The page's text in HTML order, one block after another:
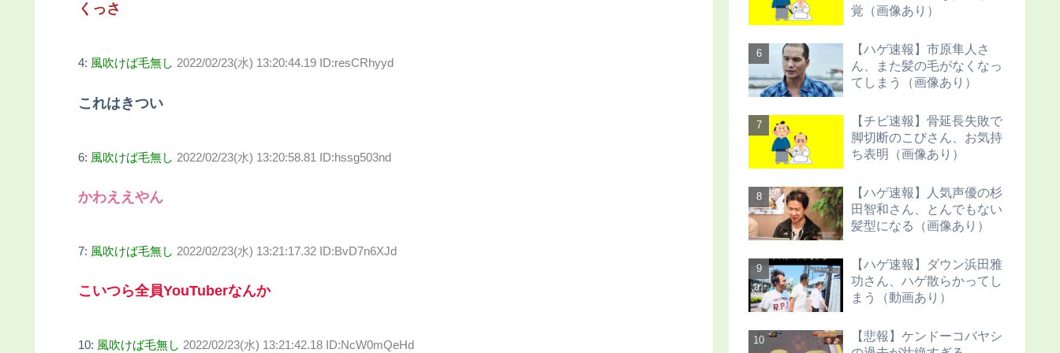
くっさ
4: 風吹けば毛無し 2022/02/23(水) 13:20:44.19 ID:resCRhyyd
これはきつい
6: 風吹けば毛無し 2022/02/23(水) 13:20:58.81 ID:hssg503nd
かわええやん
7: 風吹けば毛無し 2022/02/23(水) 13:21:17.32 ID:BvD7n6XJd
こいつら全員YouTuberなんか
10: 風吹けば毛無し 2022/02/23(水) 13:21:42.18 ID:NcW0mQeHd
覚（画像あり）
【ハゲ速報】市原隼人さ
ん、また髪の毛がなくなっ
てしまう（画像あり）
【チビ速報】骨延長失敗で
脚切断のこびさん、お気持
ち表明（画像あり）
【ハゲ速報】人気声優の杉
田智和さん、とんでもない
髪型になる（画像あり）
【ハゲ速報】ダウン浜田雅
功さん、ハゲ散らかってし
まう（動画あり）
【悲報】ケンドーコバヤシ